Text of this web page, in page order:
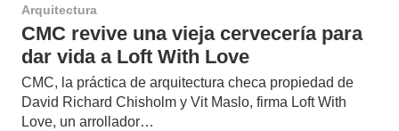
Arquitectura
CMC revive una vieja cervecería para
dar vida a Loft With Love
CMC, la práctica de arquitectura checa propiedad de
David Richard Chisholm y Vit Maslo, firma Loft With
Love, un arrollador…